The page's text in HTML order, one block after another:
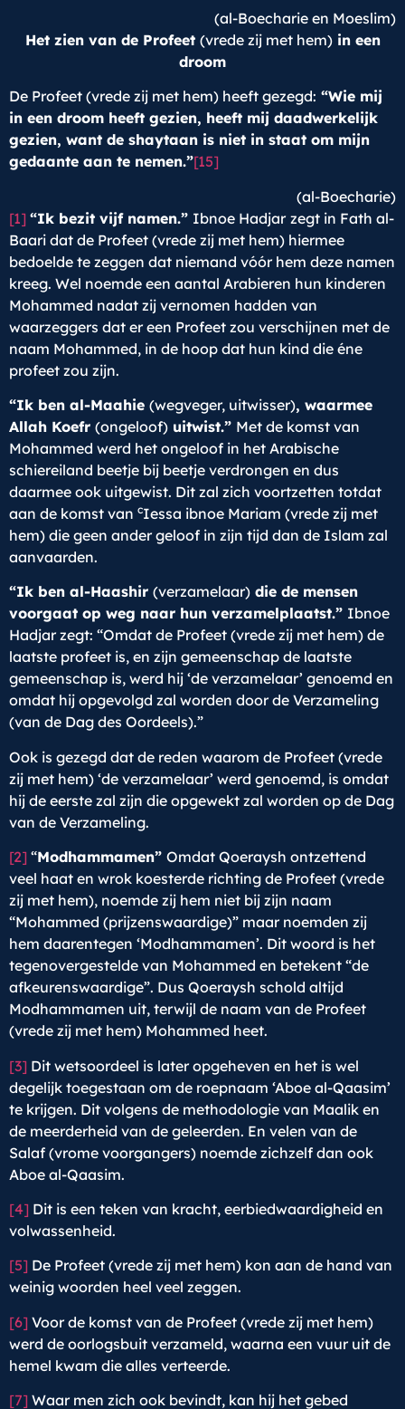
(al-Boecharie en Moeslim)
Het zien van de Profeet (vrede zij met hem)in een
droom
De Profeet (vrede zij met hem) heeft gezegd: “Wie mij
in een droom heeft gezien, heeft mij daadwerkelijk
gezien, want de shaytaan is niet in staat om mijn
gedaante aan te nemen.”[15]
(al-Boecharie)
[1] “Ik bezit vijf namen.” Ibnoe Hadjar zegt in Fath al-
Baari dat de Profeet (vrede zij met hem) hiermee
bedoelde te zeggen dat niemand vóór hem deze namen
kreeg. Wel noemde een aantal Arabieren hun kinderen
Mohammed nadat zij vernomen hadden van
waarzeggers dat er een Profeet zou verschijnen met de
naam Mohammed, in de hoop dat hun kind die éne
profeet zou zijn.
“Ik ben al-Maahie (wegveger, uitwisser), waarmee
Allah Koefr (ongeloof) uitwist.” Met de komst van
Mohammed werd het ongeloof in het Arabische
schiereiland beetje bij beetje verdrongen en dus
daarmee ook uitgewist. Dit zal zich voortzetten totdat
aan de komst van cIessa ibnoe Mariam (vrede zij met
hem) die geen ander geloof in zijn tijd dan de Islam zal
aanvaarden.
“Ik ben al-Haashir (verzamelaar) die de mensen
voorgaat op weg naar hun verzamelplaatst.” Ibnoe
Hadjar zegt: “Omdat de Profeet (vrede zij met hem) de
laatste profeet is, en zijn gemeenschap de laatste
gemeenschap is, werd hij ‘de verzamelaar’ genoemd en
omdat hij opgevolgd zal worden door de Verzameling
(van de Dag des Oordeels).”
Ook is gezegd dat de reden waarom de Profeet (vrede
zij met hem) ‘de verzamelaar’ werd genoemd, is omdat
hij de eerste zal zijn die opgewekt zal worden op de Dag
van de Verzameling.
[2] “Modhammamen” Omdat Qoeraysh ontzettend
veel haat en wrok koesterde richting de Profeet (vrede
zij met hem), noemde zij hem niet bij zijn naam
“Mohammed (prijzenswaardige)” maar noemden zij
hem daarentegen ‘Modhammamen’. Dit woord is het
tegenovergestelde van Mohammed en betekent “de
afkeurenswaardige”. Dus Qoeraysh schold altijd
Modhammamen uit, terwijl de naam van de Profeet
(vrede zij met hem) Mohammed heet.
[3] Dit wetsoordeel is later opgeheven en het is wel
degelijk toegestaan om de roepnaam ‘Aboe al-Qaasim’
te krijgen. Dit volgens de methodologie van Maalik en
de meerderheid van de geleerden. En velen van de
Salaf (vrome voorgangers) noemde zichzelf dan ook
Aboe al-Qaasim.
[4] Dit is een teken van kracht, eerbiedwaardigheid en
volwassenheid.
[5] De Profeet (vrede zij met hem) kon aan de hand van
weinig woorden heel veel zeggen.
[6] Voor de komst van de Profeet (vrede zij met hem)
werd de oorlogsbuit verzameld, waarna een vuur uit de
hemel kwam die alles verteerde.
[7] Waar men zich ook bevindt, kan hij het gebed